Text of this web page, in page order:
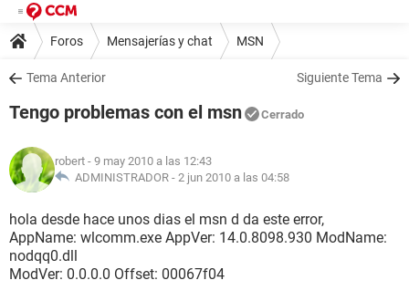
Foros Mensajerías y chat MSN
Tema Anterior Siguiente Tema
Tengo problemas con el msn Cerrado
robert - 9 may 2010 a las 12:43
ADMINISTRADOR - 2 jun 2010 a las 04:58
hola desde hace unos dias el msn d da este error,
AppName: wlcomm.exe AppVer: 14.0.8098.930 ModName:
nodqq0.dll
ModVer: 0.0.0.0 Offset: 00067f04